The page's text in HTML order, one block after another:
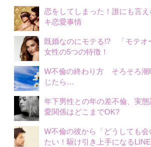
恋をしてしまった！誰にも言
キ恋愛事情
既婚なのにモテる!? 「モテオ
女性の5つの特徴！
W不倫の終わり方 そろそろ潮
じたら…
年下男性との年の差不倫、実
愛関係はどこまでOK?
W不倫の彼から「どうしても
たい！駆け引き上手になる